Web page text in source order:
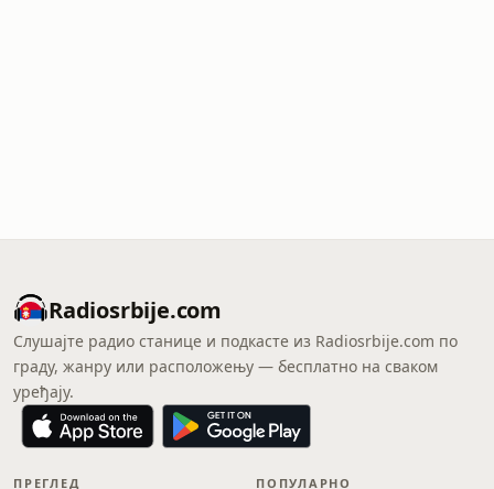
Radiosrbije.com
Слушајте радио станице и подкасте из Radiosrbije.com по
граду, жанру или расположењу — бесплатно на сваком
уређају.
ПРЕГЛЕД ПОПУЛАРНО